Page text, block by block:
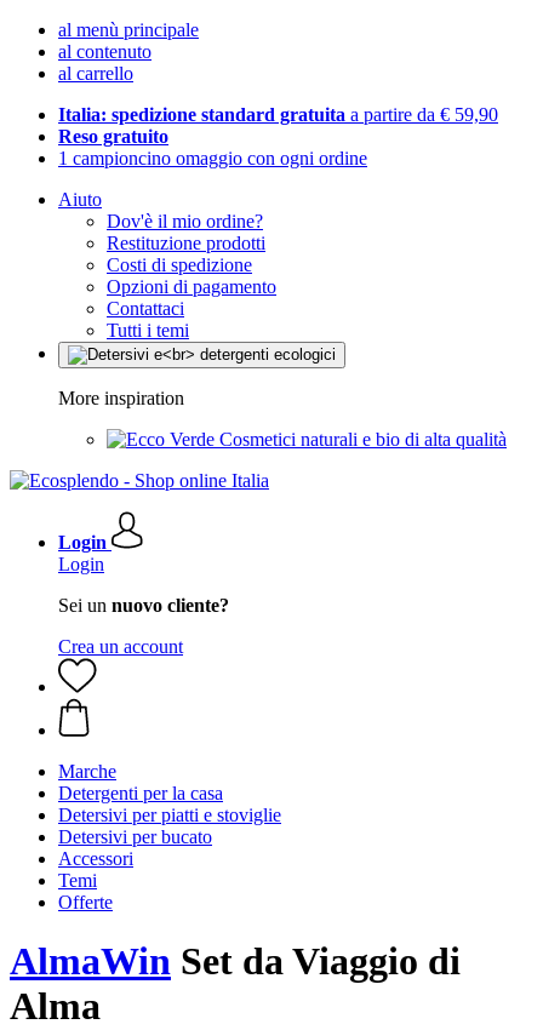
al menù principale
al contenuto
al carrello
Italia: spedizione standard gratuita a partire da € 59,90
Reso gratuito
1 campioncino omaggio con ogni ordine
Aiuto
Dov'è il mio ordine?
Restituzione prodotti
Costi di spedizione
Opzioni di pagamento
Contattaci
Tutti i temi
More inspiration
Cosmetici naturali e bio di alta qualità
Login
Login
Sei un nuovo cliente?
Crea un account
Marche
Detergenti per la casa
Detersivi per piatti e stoviglie
Detersivi per bucato
Accessori
Temi
Offerte
AlmaWin Set da Viaggio di
Alma